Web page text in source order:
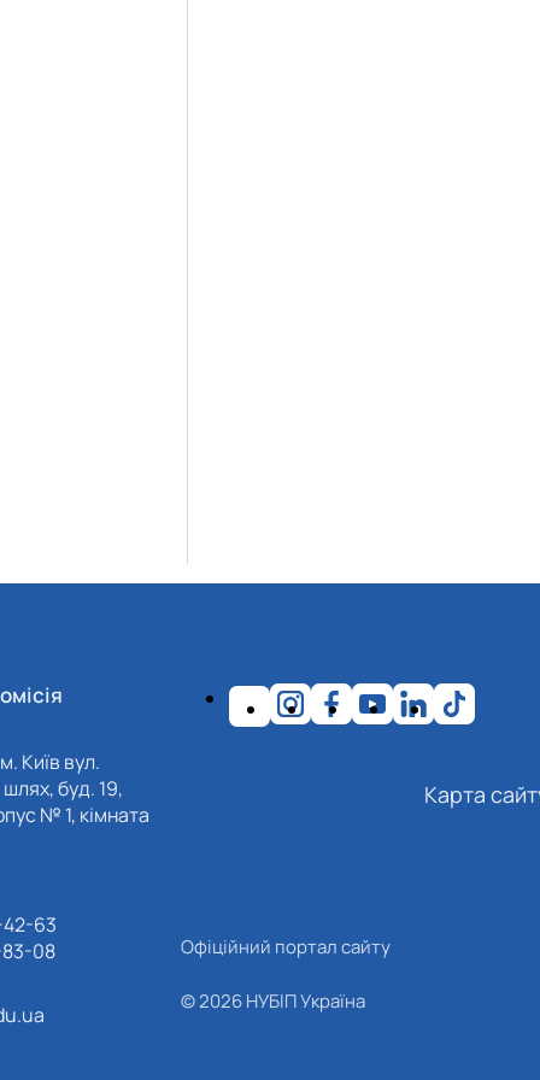
Київ вул.
шлях, буд. 19,
№ 1, кімната
63
08
Карта
Офіційний портал сайту
© 2026 НУБІП Україна